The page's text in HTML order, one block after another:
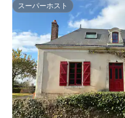
スーパーホスト
スーパーホスト